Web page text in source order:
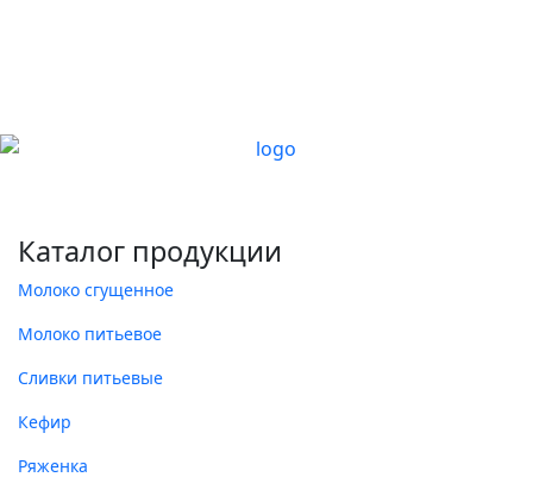
Каталог продукции
Молоко сгущенное
Молоко питьевое
Сливки питьевые
Кефир
Ряженка